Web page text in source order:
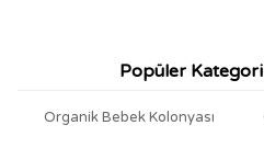
Popüler
Organik Bebek Kolonyası